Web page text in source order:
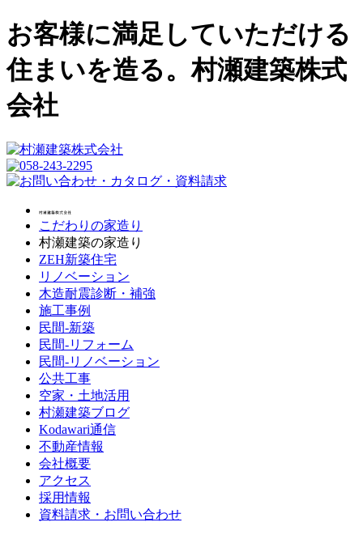
お客様に満足していただける
住まいを造る。村瀬建築株式
会社
こだわりの家造り
村瀬建築の家造り
ZEH新築住宅
リノベーション
木造耐震診断・補強
施工事例
民間-新築
民間-リフォーム
民間-リノベーション
公共工事
空家・土地活用
村瀬建築ブログ
Kodawari通信
不動産情報
会社概要
アクセス
採用情報
資料請求・お問い合わせ